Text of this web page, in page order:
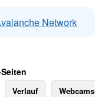
Network
Verlauf Webcams